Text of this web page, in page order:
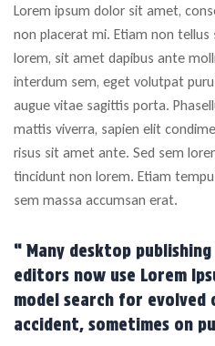
Lorem ipsum dolor sit amet,
non placerat mi. Etiam non tellus
lorem, sit amet dapibus ante
interdum sem, eget volutpat
augue vitae sagittis porta.
mattis viverra, sapien elit
risus sit amet ante. Sed sem
tincidunt non lorem. Etiam
sem massa accumsan erat.
“ Many desktop
editors now use Lorem
model search for evolved
accident, sometimes on